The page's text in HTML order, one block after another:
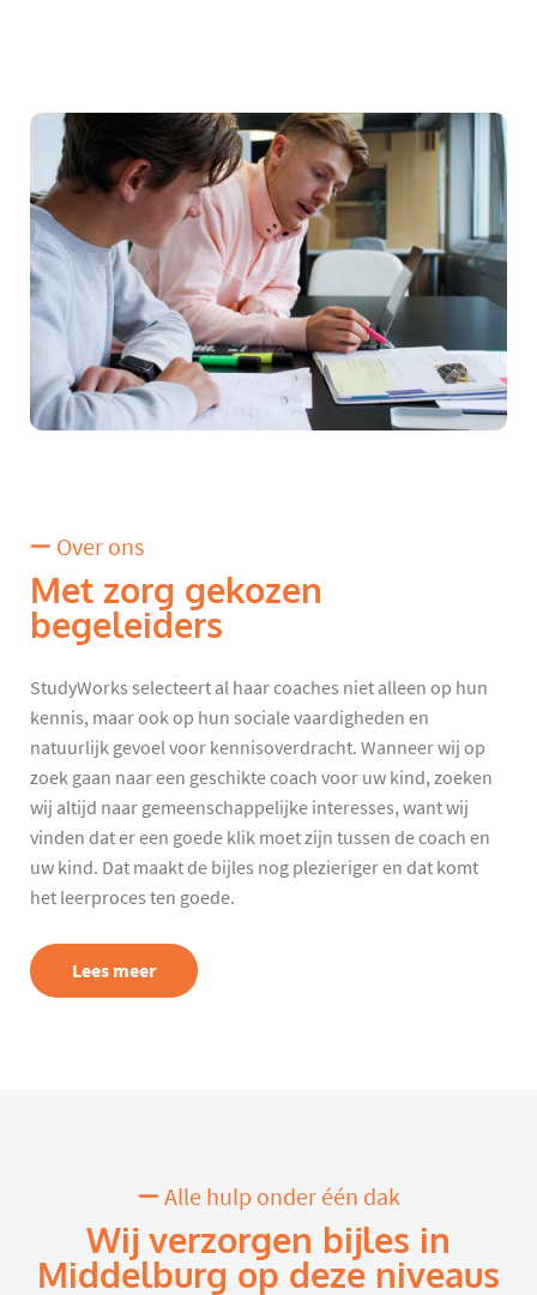
Over ons
Met zorg gekozen
begeleiders
StudyWorks selecteert al haar coaches niet alleen op hun
kennis, maar ook op hun sociale vaardigheden en
natuurlijk gevoel voor kennisoverdracht. Wanneer wij op
zoek gaan naar een geschikte coach voor uw kind, zoeken
wij altijd naar gemeenschappelijke interesses, want wij
vinden dat er een goede klik moet zijn tussen de coach en
uw kind. Dat maakt de bijles nog plezieriger en dat komt
het leerproces ten goede.
Lees meer
Alle hulp onder één dak
Wij verzorgen bijles in
Middelburg op deze niveaus